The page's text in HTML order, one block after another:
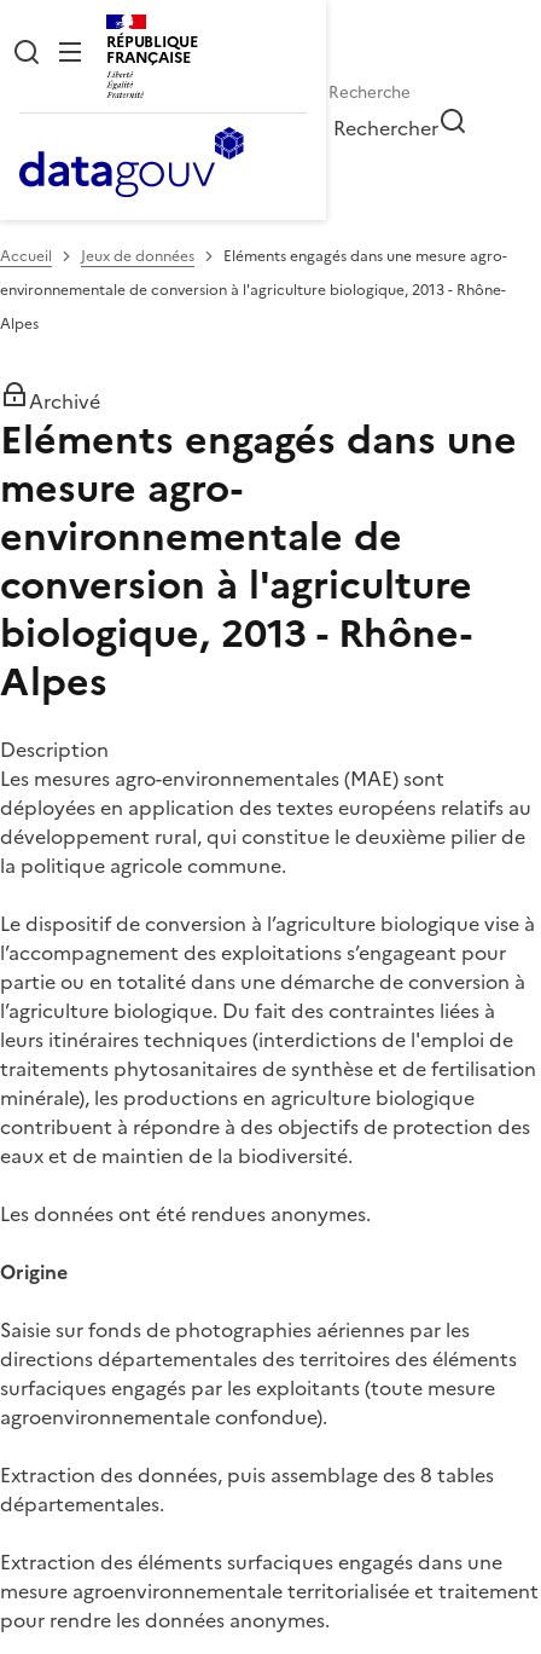
RÉPUBLIQUE
FRANÇAISE
Rechercher
Accueil Jeux de données
Eléments engagés dans une mesure agro-
environnementale de conversion à l'agriculture biologique, 2013 - Rhône-
Alpes
Archivé
Eléments engagés dans une
mesure agro-
environnementale de
conversion à l'agriculture
biologique, 2013 - Rhône-
Alpes
Description
Les mesures agro-environnementales (MAE) sont
déployées en application des textes européens relatifs au
développement rural, qui constitue le deuxième pilier de
la politique agricole commune.
Le dispositif de conversion à l’agriculture biologique vise à
l’accompagnement des exploitations s’engageant pour
partie ou en totalité dans une démarche de conversion à
l’agriculture biologique. Du fait des contraintes liées à
leurs itinéraires techniques (interdictions de l'emploi de
traitements phytosanitaires de synthèse et de fertilisation
minérale), les productions en agriculture biologique
contribuent à répondre à des objectifs de protection des
eaux et de maintien de la biodiversité.
Les données ont été rendues anonymes.
Origine
Saisie sur fonds de photographies aériennes par les
directions départementales des territoires des éléments
surfaciques engagés par les exploitants (toute mesure
agroenvironnementale confondue).
Extraction des données, puis assemblage des 8 tables
départementales.
Extraction des éléments surfaciques engagés dans une
mesure agroenvironnementale territorialisée et traitement
pour rendre les données anonymes.